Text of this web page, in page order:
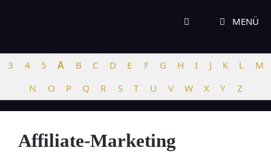
MENÜ
3 4 5 A B C D E F G H I J K L
M
N
O P Q R S T U V W X Y Z
Affiliate-Marketing